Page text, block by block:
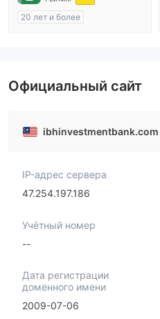
20 лет и более
Официальный сайт
ibhinvestmentbank.com
IP-адрес сервера
47.254.197.186
Учётный номер
--
Дата регистрации
доменного имени
2009-07-06